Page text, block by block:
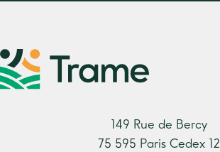
149 Rue de Bercy
75 595 Paris Cedex 12